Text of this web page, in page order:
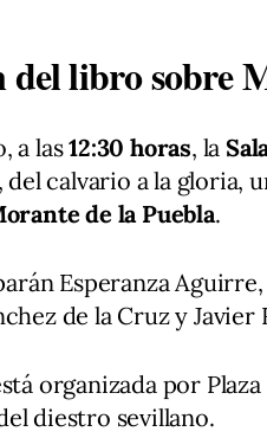
del libro sobre
a las12:30 horas, la
calvario a la gloria,
de la Puebla.
Esperanza Aguirre,
de la Cruz y Javier
organizada por Plaza
diestro sevillano.